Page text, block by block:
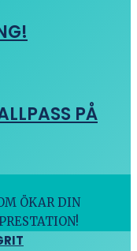
PÅ
ÖKAR DIN